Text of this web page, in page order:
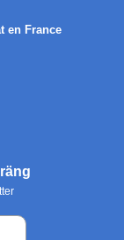
en France